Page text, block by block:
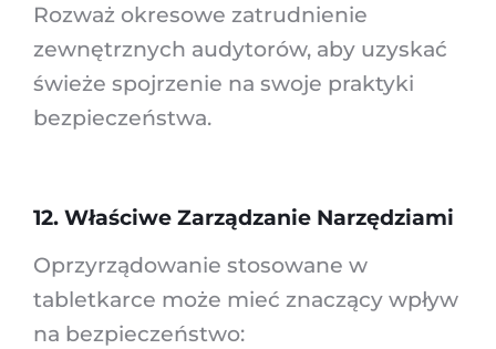
Rozważ okresowe zatrudnienie
zewnętrznych audytorów, aby uzyskać
świeże spojrzenie na swoje praktyki
bezpieczeństwa.
12. Właściwe Zarządzanie Narzędziami
Oprzyrządowanie stosowane w
tabletkarce może mieć znaczący wpływ
na bezpieczeństwo: